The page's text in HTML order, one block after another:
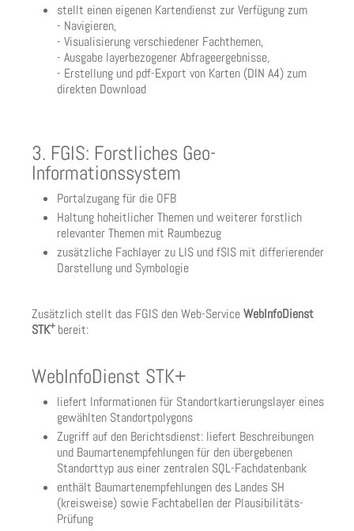
stellt einen eigenen Kartendienst zur Verfügung zum
- Navigieren,
- Visualisierung verschiedener Fachthemen,
- Ausgabe layerbezogener Abfrageergebnisse,
- Erstellung und pdf-Export von Karten (DIN A4) zum
direkten Download
3. FGIS: Forstliches Geo-
Informationssystem
Portalzugang für die OFB
Haltung hoheitlicher Themen und weiterer forstlich
relevanter Themen mit Raumbezug
zusätzliche Fachlayer zu LIS und fSIS mit differierender
Darstellung und Symbologie
Zusätzlich stellt das FGIS den Web-ServiceWebInfoDienst
STK+ bereit:
WebInfoDienst STK+
liefert Informationen für Standortkartierungslayer eines
gewählten Standortpolygons
Zugriff auf den Berichtsdienst: liefert Beschreibungen
und Baumartenempfehlungen für den übergebenen
Standorttyp aus einer zentralen SQL-Fachdatenbank
enthält Baumartenempfehlungen des Landes SH
(kreisweise) sowie Fachtabellen der Plausibilitäts-
Prüfung